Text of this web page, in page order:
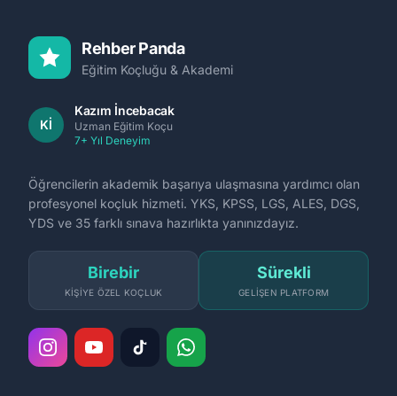
Rehber Panda
Eğitim Koçluğu & Akademi
Kİ
Kazım İncebacak
Uzman Eğitim Koçu
7+ Yıl Deneyim
Öğrencilerin akademik başarıya ulaşmasına yardımcı olan
profesyonel koçluk hizmeti. YKS, KPSS, LGS, ALES, DGS,
YDS ve 35 farklı sınava hazırlıkta yanınızdayız.
Birebir
KIŞIYE ÖZEL KOÇLUK
Sürekli
GELIŞEN PLATFORM